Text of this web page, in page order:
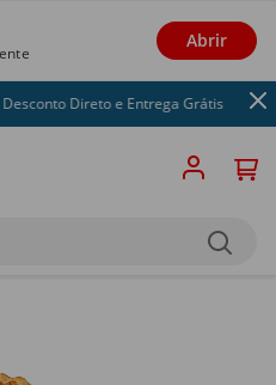
Abrir
Direto e Entrega Grátis